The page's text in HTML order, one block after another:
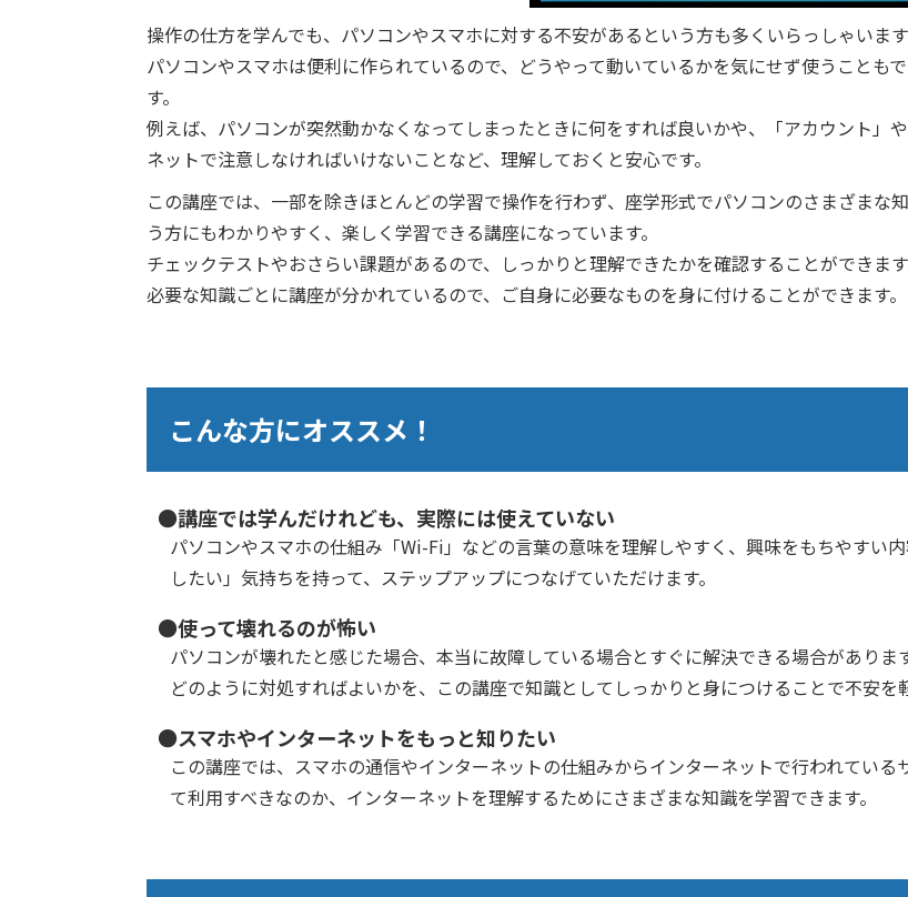
操作の仕方を学んでも、パソコンやスマホに対する不安があるという方も多くいらっしゃいます
パソコンやスマホは便利に作られているので、どうやって動いているかを気にせず使うことも
す。
例えば、パソコンが突然動かなくなってしまったときに何をすれば良いかや、「アカウント
ネットで注意しなければいけないことなど、理解しておくと安心です。
この講座では、一部を除きほとんどの学習で操作を行わず、座学形式でパソコンのさまざまな
う方にもわかりやすく、楽しく学習できる講座になっています。
チェックテストやおさらい課題があるので、しっかりと理解できたかを確認することができます
必要な知識ごとに講座が分かれているので、ご自身に必要なものを身に付けることができます。
こんな方にオススメ！
●講座では学んだけれども、実際には使えていない
パソコンやスマホの仕組み「Wi-Fi」などの言葉の意味を理解しやすく、興味をもちやすい
したい」気持ちを持って、ステップアップにつなげていただけます。
●使って壊れるのが怖い
パソコンが壊れたと感じた場合、本当に故障している場合とすぐに解決できる場合があります
どのように対処すればよいかを、この講座で知識としてしっかりと身につけることで不安を
●スマホやインターネットをもっと知りたい
この講座では、スマホの通信やインターネットの仕組みからインターネットで行われてい
て利用すべきなのか、インターネットを理解するためにさまざまな知識を学習できます。